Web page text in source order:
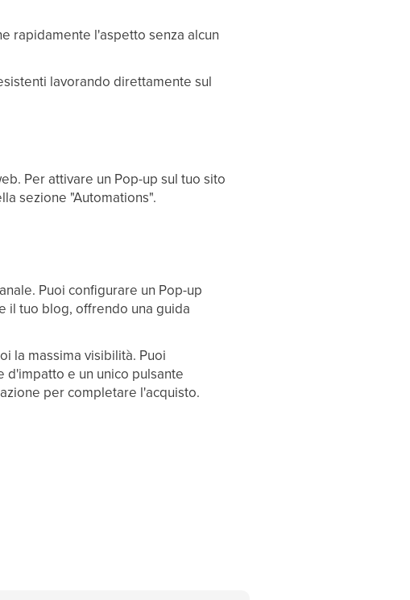
rapidamente l'aspetto senza alcun
lavorando direttamente sul
Per attivare un Pop-up sul tuo sito
sezione "Automations".
Puoi configurare un Pop-up
il tuo blog, offrendo una guida
la massima visibilità. Puoi
e un unico pulsante
per completare l'acquisto.